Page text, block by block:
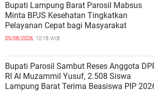
Bupati Lampung Barat Parosil Mabsus
Minta BPJS Kesehatan Tingkatkan
Pelayanan Cepat bagi Masyarakat
05/08/2026, 10:18 WIB
Bupati Parosil Sambut Reses Anggota
RI Al Muzammil Yusuf, 2.508 Siswa
Lampung Barat Terima Beasiswa PIP